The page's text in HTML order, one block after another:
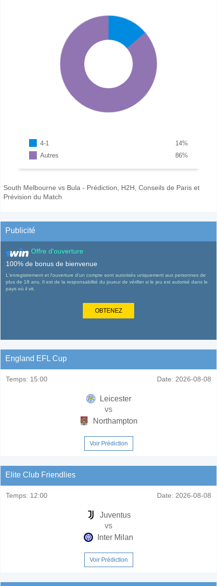
4-1 %
14
Autres
%
86
South Melbourne vs Bula - Prédiction, H2H, Conseils de Paris et
Prévision du Match
Publicité
Offre d'ouverture
100% de bonus de bienvenue
L'enregistrement et l'ouverture d'un compte sont autorisés uniquement aux personnes de
plus de 18 ans. Il est de la responsabilité du joueur de vérifier si le jeu est autorisé dans le
pays où il vit.
OBTENEZ
England EFL Cup
Temps: 15:00 Date: 2026-08-08
Leicester
vs
Northampton
Voir Prédiction
Elite Club Friendlies
Temps: 12:00 Date: 2026-08-08
Juventus
vs
Inter Milan
Voir Prédiction